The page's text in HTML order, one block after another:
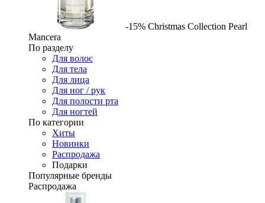
-15% Christmas Collection Pearl
Mancera
По разделу
Для волос
Для тела
Для лица
Для ног / рук
Для полости рта
Для ногтей
По категории
Хиты
Новинки
Распродажа
Подарки
Популярные бренды
Распродажа